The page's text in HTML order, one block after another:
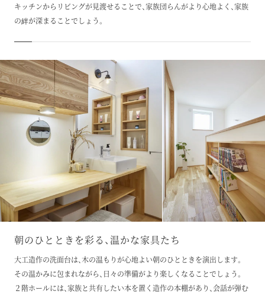
キッチンからリビングが見渡せることで、家族団らんがより心地よく、家族
の絆が深まることでしょう。
朝のひとときを彩る、温かな家具たち
大工造作の洗面台は、木の温もりが心地よい朝のひとときを演出します。
その温かみに包まれながら、日々の準備がより楽しくなることでしょう。
２階ホールには、家族と共有したい本を置く造作の本棚があり、会話が弾む